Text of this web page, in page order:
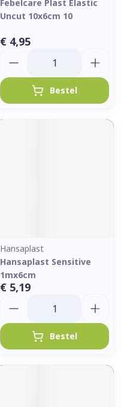
Febelcare Plast Elastic
Uncut 10x6cm 10
€ 4,95
Bestel
Hansaplast
Hansaplast Sensitive
1mx6cm
€ 5,19
Bestel